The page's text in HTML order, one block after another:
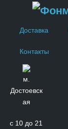
Доставка
Контакты
м.
Достоевск
ая
с 10 до 21